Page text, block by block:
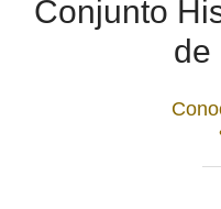
Conjunto
de